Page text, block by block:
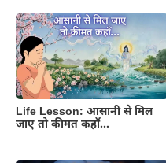
Life Lesson: आसानी से मिल
जाए तो कीमत कहाँ…